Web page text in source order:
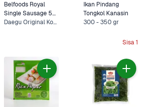
Belfoods Royal
Single Sausage 55
gram
Daegu Original Korean, Nami Spicy Korean +1 Lainnya
Ikan Pindang
Tongkol Kanasin
300 - 350 gr
Sisa 1